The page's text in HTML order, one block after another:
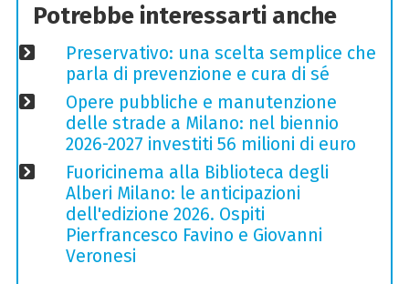
Potrebbe interessarti anche
Preservativo: una scelta semplice che
parla di prevenzione e cura di sé
Opere pubbliche e manutenzione
delle strade a Milano: nel biennio
2026-2027 investiti 56 milioni di euro
Fuoricinema alla Biblioteca degli
Alberi Milano: le anticipazioni
dell'edizione 2026. Ospiti
Pierfrancesco Favino e Giovanni
Veronesi